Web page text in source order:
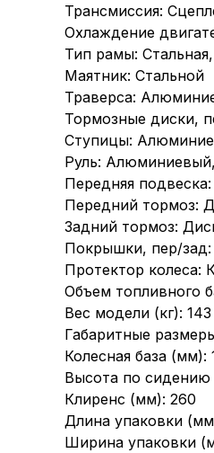
Трансмиссия:
Охлаждение
Тип рамы:
Маятник: Стальной
Траверса:
Тормозные диски,
Ступицы:
Руль:
Передняя
Передний тормоз:
Задний тормоз:
Покрышки, пер/зад:
Протектор колеса:
Объем топливного
Вес модели (кг): 143
Габаритные
Колесная база (мм):
Высота по
Клиренс (мм): 260
Длина упаковки
Ширина упаковки